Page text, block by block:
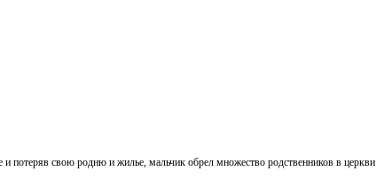
потеряв свою родню и жилье, мальчик обрел множество родственников в церкви